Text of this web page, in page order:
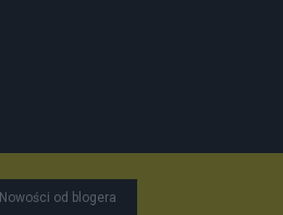
Nowości od blogera